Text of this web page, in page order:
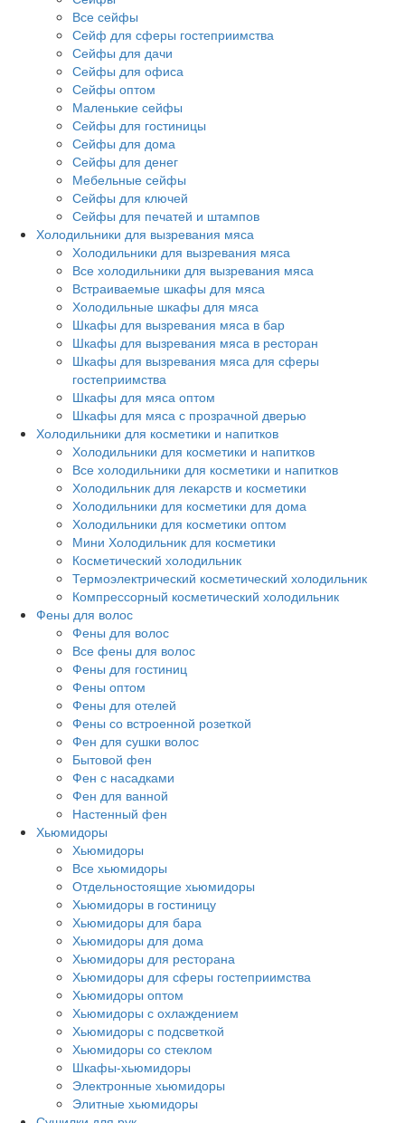
Все сейфы
Сейф для сферы гостеприимства
Сейфы для дачи
Сейфы для офиса
Сейфы оптом
Маленькие сейфы
Сейфы для гостиницы
Сейфы для дома
Сейфы для денег
Мебельные сейфы
Сейфы для ключей
Сейфы для печатей и штампов
Холодильники для вызревания мяса
Холодильники для вызревания мяса
Все холодильники для вызревания мяса
Встраиваемые шкафы для мяса
Холодильные шкафы для мяса
Шкафы для вызревания мяса в бар
Шкафы для вызревания мяса в ресторан
Шкафы для вызревания мяса для сферы
гостеприимства
Шкафы для мяса оптом
Шкафы для мяса с прозрачной дверью
Холодильники для косметики и напитков
Холодильники для косметики и напитков
Все холодильники для косметики и напитков
Холодильник для лекарств и косметики
Холодильники для косметики для дома
Холодильники для косметики оптом
Мини Холодильник для косметики
Косметический холодильник
Термоэлектрический косметический холодильник
Компрессорный косметический холодильник
Фены для волос
Фены для волос
Все фены для волос
Фены для гостиниц
Фены оптом
Фены для отелей
Фены со встроенной розеткой
Фен для сушки волос
Бытовой фен
Фен с насадками
Фен для ванной
Настенный фен
Хьюмидоры
Хьюмидоры
Все хьюмидоры
Отдельностоящие хьюмидоры
Хьюмидоры в гостиницу
Хьюмидоры для бара
Хьюмидоры для дома
Хьюмидоры для ресторана
Хьюмидоры для сферы гостеприимства
Хьюмидоры оптом
Хьюмидоры с охлаждением
Хьюмидоры с подсветкой
Хьюмидоры со стеклом
Шкафы-хьюмидоры
Электронные хьюмидоры
Элитные хьюмидоры